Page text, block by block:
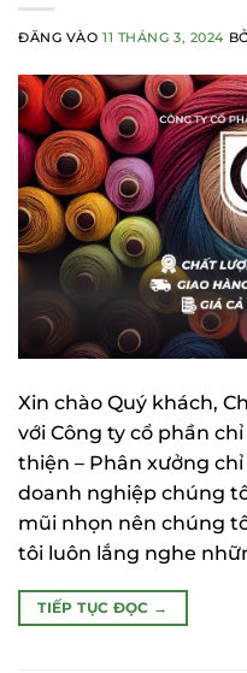
ĐĂNG VÀO11 THÁNG 3, 2024
Xin chào Quý khách,
với Công ty cổ phần
thiện – Phân xưởng
doanh nghiệp chúng
mũi nhọn nên chúng
tôi luôn lắng nghe
TIẾP TỤC ĐỌC →